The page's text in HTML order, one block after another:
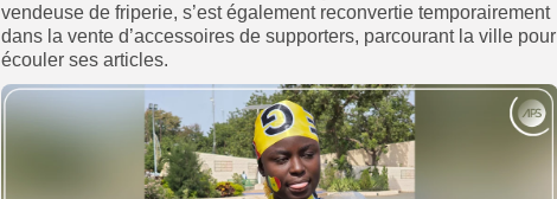
vendeuse de friperie, s’est également reconvertie temporairement
dans la vente d’accessoires de supporters, parcourant la ville pour
écouler ses articles.